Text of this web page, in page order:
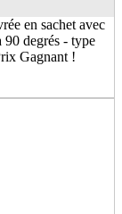
en sachet avec
degrés - type
Gagnant !